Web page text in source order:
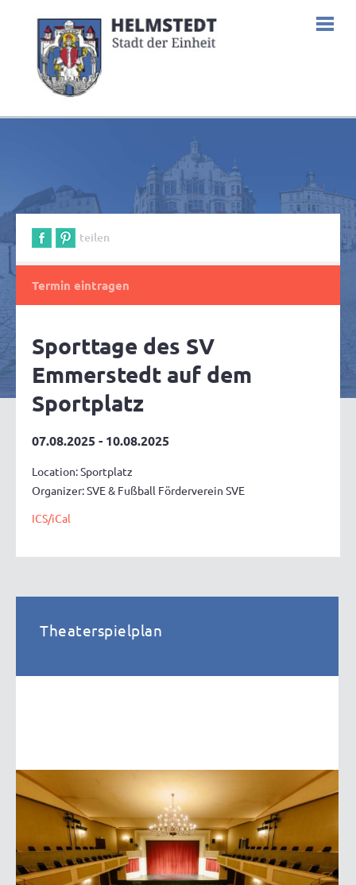
teilen
Termin eintragen
Sporttage des SV
Emmerstedt auf dem
Sportplatz
07.08.2025 - 10.08.2025
Location: Sportplatz
Organizer: SVE & Fußball Förderverein SVE
ICS/iCal
Theaterspielplan